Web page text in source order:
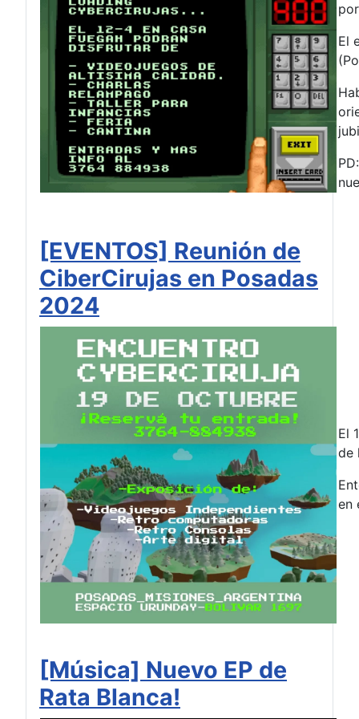
El
[EVENTOS] Reunión de
CiberCirujas en Posadas
2024
El
de
en
[Música] Nuevo EP de
Rata Blanca!